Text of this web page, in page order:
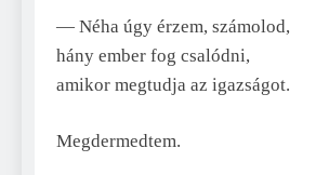
— Néha úgy érzem, számolod,
hány ember fog csalódni,
amikor megtudja az igazságot.
Megdermedtem.